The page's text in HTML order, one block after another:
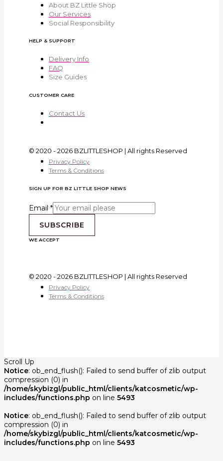
About BZ Little Shop
Our Services
Social Responsibility
HELP & SUPPORT
Delivery Info
FAQ
Size Guides
CUSTOMER CARE
Contact Us
© 2020 - 2026 BZLITTLESHOP | All rights Reserved
Privacy Policy
Terms & Conditions
SIGN UP FOR BZ LITTLE SHOP NEWS
Email *
SUBSCRIBE
WE ACCEPT
© 2020 - 2026 BZLITTLESHOP | All rights Reserved
Privacy Policy
Terms & Conditions
Scroll Up
Notice: ob_end_flush(): Failed to send buffer of zlib output
compression (0) in
/home/skybizgl/public_html/clients/katcosmetic/wp-
includes/functions.php on line 5493
Notice: ob_end_flush(): Failed to send buffer of zlib output
compression (0) in
/home/skybizgl/public_html/clients/katcosmetic/wp-
includes/functions.php on line 5493